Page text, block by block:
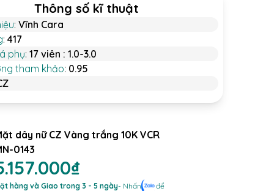
Thông số kĩ thuật
: Vĩnh Cara
: 417
phụ: 17 viên : 1.0-3.0
tham khảo: 0.95
dây nữ CZ Vàng trắng 10K VCR
0143
hàng và Giao trong 3 - 5 ngày- Nhấn
để